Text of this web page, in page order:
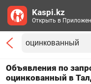
Объявления по
оцинкованный в
Kaspi.kz
Открыть в